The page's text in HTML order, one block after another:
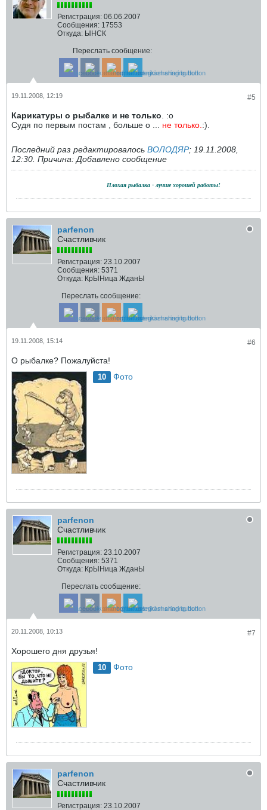
Регистрация: 06.06.2007
Сообщения: 17553
Откуда: ЫНСК
Переслать сообщение:
#5
19.11.2008, 12:19
Карикатуры о рыбалке и не только . :o
Судя по первым постам , больше о ... не только. :).
Последний раз редактировалось ВОЛОДЯР; 19.11.2008,
12:30 Причина: Добавлено сообщение
Плохая рыбалка - лучше хорошей работы!
parfenon
Счастливчик
Регистрация: 23.10.2007
Сообщения: 5371
Откуда: КрЫНица ЖданЫ
Переслать сообщение:
#6
19.11.2008, 15:14
О рыбалке? Пожалуйста!
10 Фото
parfenon
Счастливчик
Регистрация: 23.10.2007
Сообщения: 5371
Откуда: КрЫНица ЖданЫ
Переслать сообщение:
#7
20.11.2008, 10:13
Хорошего дня друзья!
10 Фото
parfenon
Счастливчик
Регистрация: 23.10.2007